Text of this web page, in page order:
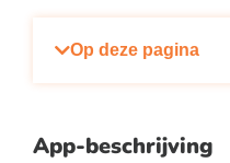
Op deze pagina
App-beschrijving